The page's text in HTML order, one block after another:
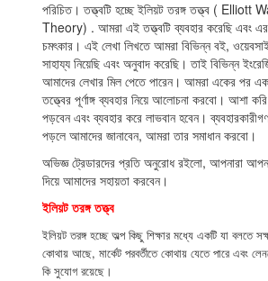
Indicators
Download
Open a live account
পরিচিত। তত্ত্বটি হচ্ছে ইলিয়ট তরঙ্গ তত্ত্ব ( Elliott
Theory) . আমরা এই তত্ত্বটি ব্যবহার করেছি এবং
চমৎকার। এই লেখা লিখতে আমরা বিভিন্ন বই,
সাহায্য নিয়েছি এবং অনুবাদ করেছি। তাই বিভিন্ন
আমাদের লেখার মিল পেতে পারেন। আমরা একের পর
তত্ত্বের পূর্ণাঙ্গ ব্যবহার নিয়ে আলোচনা করবো। আশা করি
পড়বেন এবং ব্যবহার করে লাভবান হবেন।
পড়লে আমাদের জানাবেন, আমরা তার সমাধান করবো।
অভিজ্ঞ ট্রেডারদের প্রতি অনুরোধ রইলো, আপনারা
দিয়ে আমাদের সহায়তা করবেন।
ইলিয়ট তরঙ্গ তত্ত্ব
ইলিয়ট তরঙ্গ হচ্ছে অল্প কিছু শিক্ষার মধ্যে একটি যা বলতে
কোথায় আছে, মার্কেট পরবর্তীতে কোথায় যেতে পারে এবং
কি সুযোগ রয়েছে।